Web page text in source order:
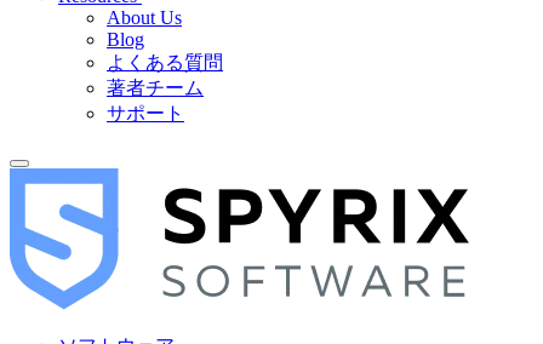
About Us
Blog
よくある質問
著者チーム
サポート